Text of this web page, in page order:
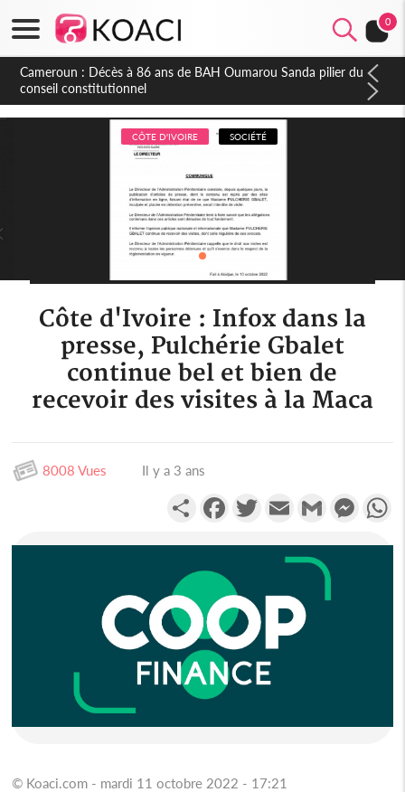
0
Côte d'Ivoire : Indépendance, plusieurs véhicules mis en
fourrière pour conduite en sens inverse
CÔTE D'IVOIRE SOCIÉTÉ
Côte d'Ivoire : Infox dans la
presse, Pulchérie Gbalet
continue bel et bien de
recevoir des visites à la Maca
8008 Vues Il y a 3 ans
PartagerFacebookTwitterEmail Gmail
© Koaci.com - mardi 11 octobre 2022 - 17:21